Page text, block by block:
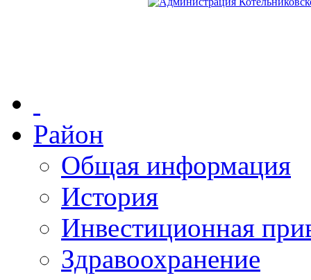
Район
Общая информация
История
Инвестиционная
Здравоохранение